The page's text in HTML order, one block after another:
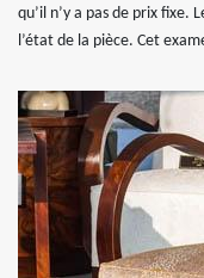
qu’il n’y a pas de prix fixe.
l’état de la pièce. Cet